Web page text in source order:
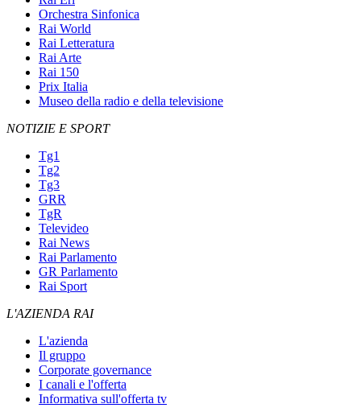
Orchestra Sinfonica
Rai World
Rai Letteratura
Rai Arte
Rai 150
Prix Italia
Museo della radio e della televisione
NOTIZIE E SPORT
Tg1
Tg2
Tg3
GRR
TgR
Televideo
Rai News
Rai Parlamento
GR Parlamento
Rai Sport
L'AZIENDA RAI
L'azienda
Il gruppo
Corporate governance
I canali e l'offerta
Informativa sull'offerta tv